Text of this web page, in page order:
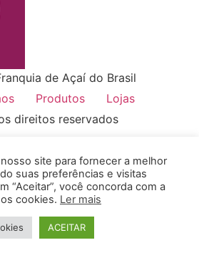
de Açaí do Brasil
Produtos
Lojas
direitos reservados
site para fornecer a melhor
suas preferências e visitas
“Aceitar”, você concorda com a
cookies. Ler mais
ACEITAR